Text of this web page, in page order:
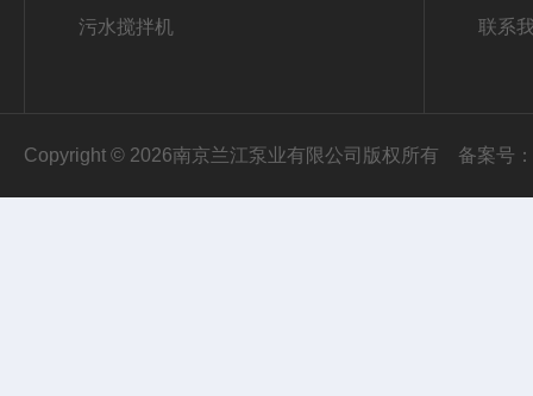
污水搅拌机 联系
Copyright © 2026南京兰江泵业有限公司版权所有 备案号